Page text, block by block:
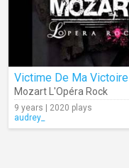
Mozart L'Opéra Rock
9 years | 2020 plays
audrey_